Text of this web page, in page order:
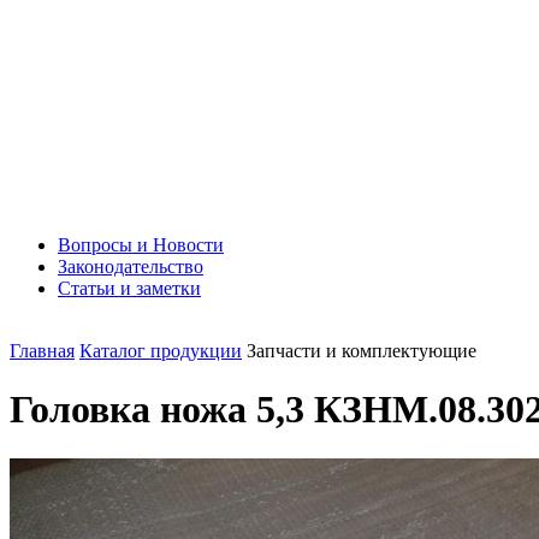
Вопросы и Новости
Законодательство
Статьи и заметки
Главная Каталог продукции Запчасти и комплектующие
Головка ножа 5,3